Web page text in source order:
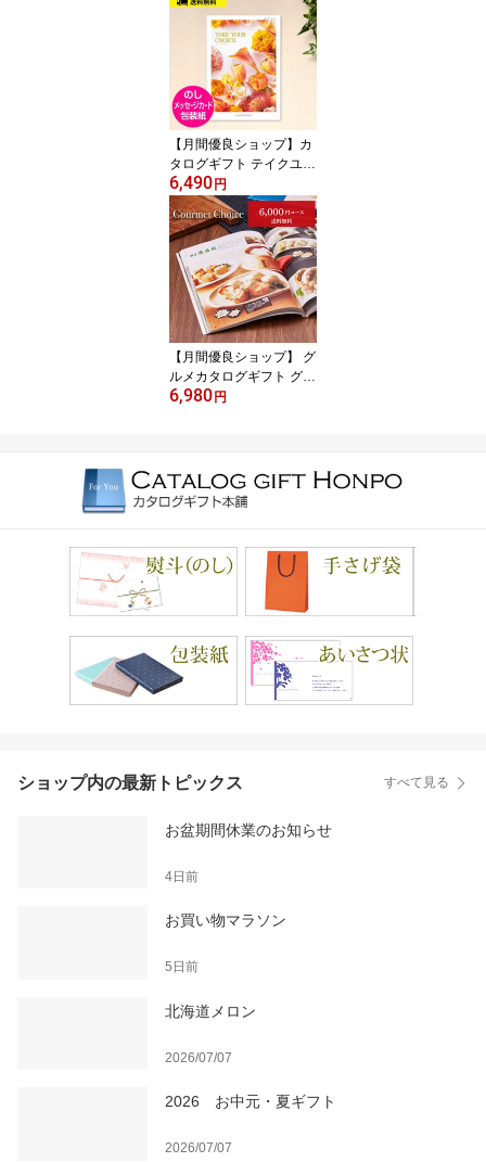
5500円コース ｜引き出
物 出産内祝い 香典返し
快気祝い お祝い ギフト
カタログ グルメカタログ
ギフト 内祝い 景品 お返
し 北海道 美味しい 人気
【月間優良ショップ】カ
タログギフト テイクユア
チョイス カーネーション
5900円コース｜CATALO
G GIFT 引き出物 出産内
祝い 香典返し 快気祝い
お祝い 内祝 ギフトカタ
ログ グルメ 体験 温泉 食
事
6,490 円
【月間優良ショップ】 グ
ルメカタログギフト グル
メチョイス 6000円コー
産祝い 結婚祝い お返し
プレゼント 高級グルメ
舞い返し グルメギフトカ
タログ
6,980 円
ショップ内の最新トピックス すべて見る
お盆期間休業のお知らせ
4日前
お買い物マラソン
5日前
北海道メロン
2026/07/07
2026 お中元・夏ギフト
2026/07/07